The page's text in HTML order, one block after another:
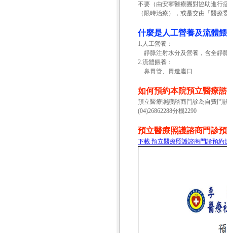
不要（由安寧醫療團對協助進行
（限時治療），或是交由「醫
什麼是人工營養及流體
1.人工營養：
靜脈注射水分及營養，含全靜
2.流體餵養：
鼻胃管、胃造廔口
如何預約本院預立醫療
預立醫療照護諮商門診為自費門
(04)26862288分機2290
預立醫療照護諮商門診
下載 預立醫療照護諮商門診預約